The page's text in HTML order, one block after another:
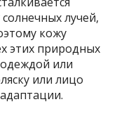
лучей,
кожу
этих природных
или
или лицо